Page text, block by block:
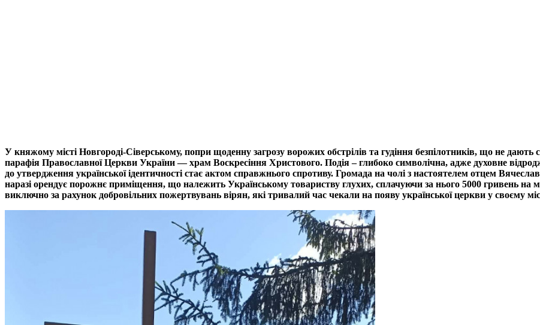
У княжому місті Новгороді-Сіверському, попри щоденну загрозу ворожих обстрілів та гудіння безпілотників, що не
парафія Православної Церкви України — храм Воскресіння Христового. Подія – глибоко символічна, адже духовне
до утвердження української ідентичності стає актом справжнього спротиву. Громада на чолі з настоятелем отцем
наразі орендує порожнє приміщення, що належить Українському товариству глухих, сплачуючи за нього 5000 гривень на
виключно за рахунок добровільних пожертвувань вірян, які тривалий час чекали на появу української церкви у своєму